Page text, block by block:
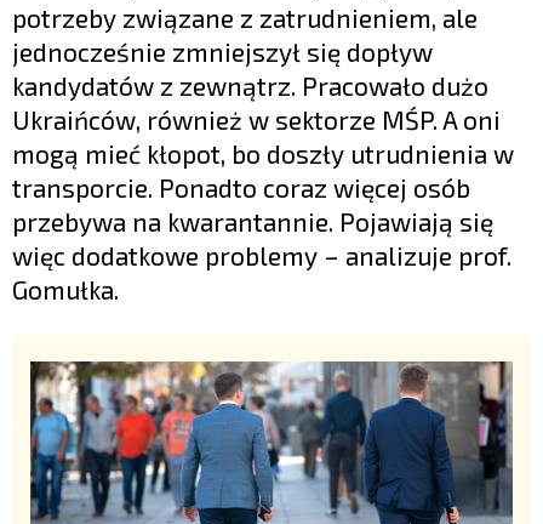
potrzeby związane z zatrudnieniem, ale
jednocześnie zmniejszył się dopływ
kandydatów z zewnątrz. Pracowało dużo
Ukraińców, również w sektorze MŚP. A oni
mogą mieć kłopot, bo doszły utrudnienia w
transporcie. Ponadto coraz więcej osób
przebywa na kwarantannie. Pojawiają się
więc dodatkowe problemy – analizuje prof.
Gomułka.